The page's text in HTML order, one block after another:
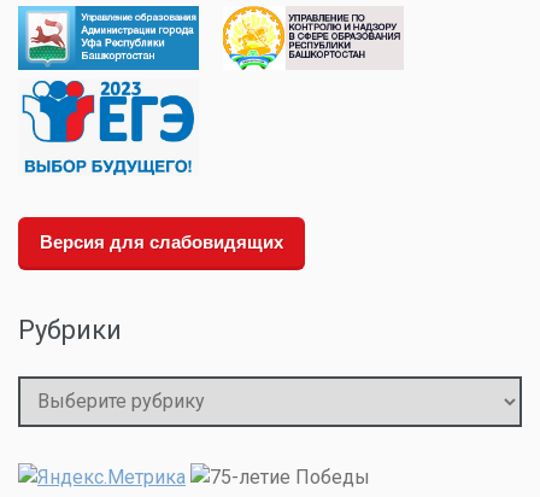
Версия для слабовидящих
Рубрики
Рубрики